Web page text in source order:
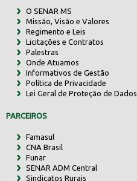
O SENAR MS
Missão, Visão e Valores
Regimento e Leis
Licitações e Contratos
Palestras
Onde Atuamos
Informativos de Gestão
Política de Privacidade
Lei Geral de Proteção de Dados
PARCEIROS
Famasul
CNA Brasil
Funar
SENAR ADM Central
Sindicatos Rurais